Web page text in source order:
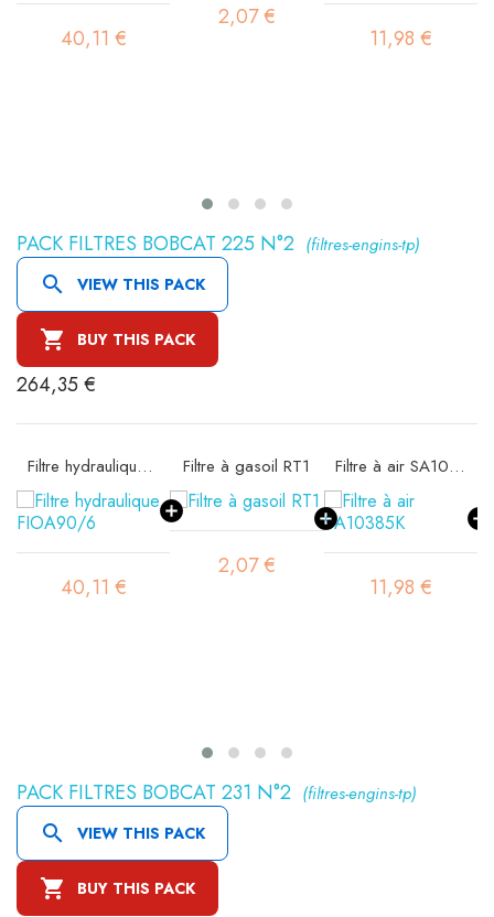
40,11 €
2,07 €
11,98 €
PACK FILTRES BOBCAT 225 N°2 (filtres-engins-tp)
 VIEW THIS PACK
 BUY THIS PACK
264,35 €
Filtre hydraulique FIOA90/6
40,11 €
Filtre à gasoil RT1
2,07 €
Filtre à air SA10385K
11,98 €
PACK FILTRES BOBCAT 231 N°2 (filtres-engins-tp)
 VIEW THIS PACK
 BUY THIS PACK